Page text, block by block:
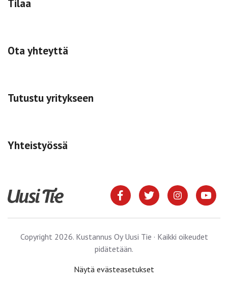
Tilaa
Ota yhteyttä
Tutustu yritykseen
Yhteistyössä
Copyright 2026. Kustannus Oy Uusi Tie · Kaikki oikeudet
pidätetään.
Näytä evästeasetukset